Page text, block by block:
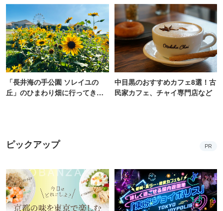
「長井海の手公園 ソレイユの
丘」のひまわり畑に行ってき
中目黒のおすすめカフェ8選！古
民家カフェ、チャイ専門店など
ピックアップ PR